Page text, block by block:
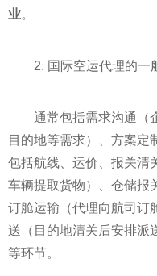
业。
2. 国际空运代理的一
通常包括需求沟通（
目的地等需求）、方案定
包括航线、运价、报关清
车辆提取货物）、仓储报
订舱运输（代理向航司订
送（目的地清关后安排派
等环节。